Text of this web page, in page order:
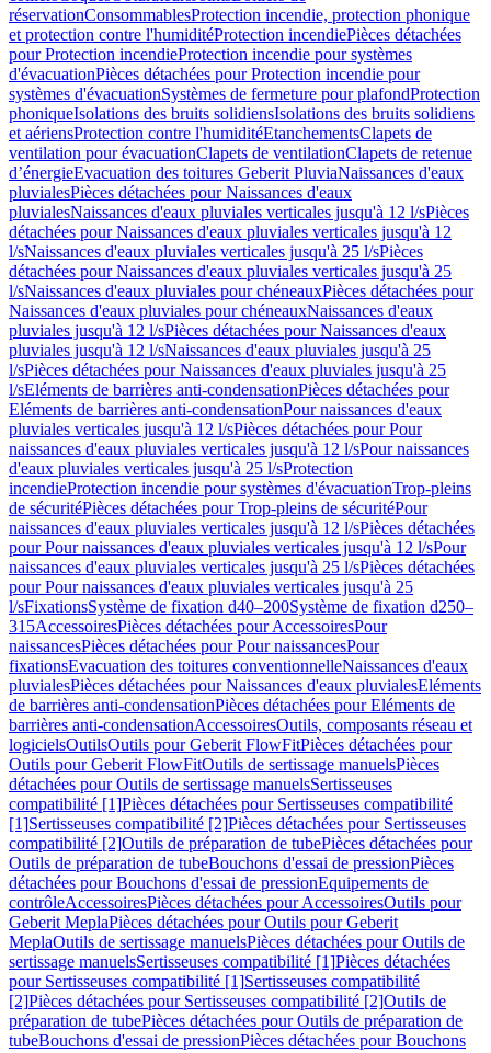
réservationConsommablesProtection incendie, protection phonique
et protection contre l'humiditéProtection incendiePièces détachées
pour Protection incendieProtection incendie pour systèmes
d'évacuationPièces détachées pour Protection incendie pour
systèmes d'évacuationSystèmes de fermeture pour plafondProtection
phoniqueIsolations des bruits solidiensIsolations des bruits solidiens
et aériensProtection contre l'humiditéEtanchementsClapets de
ventilation pour évacuationClapets de ventilationClapets de retenue
d’énergieEvacuation des toitures Geberit PluviaNaissances d'eaux
pluvialesPièces détachées pour Naissances d'eaux
pluvialesNaissances d'eaux pluviales verticales jusqu'à 12 l/sPièces
détachées pour Naissances d'eaux pluviales verticales jusqu'à 12
l/sNaissances d'eaux pluviales verticales jusqu'à 25 l/sPièces
détachées pour Naissances d'eaux pluviales verticales jusqu'à 25
l/sNaissances d'eaux pluviales pour chéneauxPièces détachées pour
Naissances d'eaux pluviales pour chéneauxNaissances d'eaux
pluviales jusqu'à 12 l/sPièces détachées pour Naissances d'eaux
pluviales jusqu'à 12 l/sNaissances d'eaux pluviales jusqu'à 25
l/sPièces détachées pour Naissances d'eaux pluviales jusqu'à 25
l/sEléments de barrières anti-condensationPièces détachées pour
Eléments de barrières anti-condensationPour naissances d'eaux
pluviales verticales jusqu'à 12 l/sPièces détachées pour Pour
naissances d'eaux pluviales verticales jusqu'à 12 l/sPour naissances
d'eaux pluviales verticales jusqu'à 25 l/sProtection
incendieProtection incendie pour systèmes d'évacuationTrop-pleins
de sécuritéPièces détachées pour Trop-pleins de sécuritéPour
naissances d'eaux pluviales verticales jusqu'à 12 l/sPièces détachées
pour Pour naissances d'eaux pluviales verticales jusqu'à 12 l/sPour
naissances d'eaux pluviales verticales jusqu'à 25 l/sPièces détachées
pour Pour naissances d'eaux pluviales verticales jusqu'à 25
l/sFixationsSystème de fixation d40–200Système de fixation d250–
315AccessoiresPièces détachées pour AccessoiresPour
naissancesPièces détachées pour Pour naissancesPour
fixationsEvacuation des toitures conventionnelleNaissances d'eaux
pluvialesPièces détachées pour Naissances d'eaux pluvialesEléments
de barrières anti-condensationPièces détachées pour Eléments de
barrières anti-condensationAccessoiresOutils, composants réseau et
logicielsOutilsOutils pour Geberit FlowFitPièces détachées pour
Outils pour Geberit FlowFitOutils de sertissage manuelsPièces
détachées pour Outils de sertissage manuelsSertisseuses
compatibilité [1]Pièces détachées pour Sertisseuses compatibilité
[1]Sertisseuses compatibilité [2]Pièces détachées pour Sertisseuses
compatibilité [2]Outils de préparation de tubePièces détachées pour
Outils de préparation de tubeBouchons d'essai de pressionPièces
détachées pour Bouchons d'essai de pressionEquipements de
contrôleAccessoiresPièces détachées pour AccessoiresOutils pour
Geberit MeplaPièces détachées pour Outils pour Geberit
MeplaOutils de sertissage manuelsPièces détachées pour Outils de
sertissage manuelsSertisseuses compatibilité [1]Pièces détachées
pour Sertisseuses compatibilité [1]Sertisseuses compatibilité
[2]Pièces détachées pour Sertisseuses compatibilité [2]Outils de
préparation de tubePièces détachées pour Outils de préparation de
tubeBouchons d'essai de pressionPièces détachées pour Bouchons